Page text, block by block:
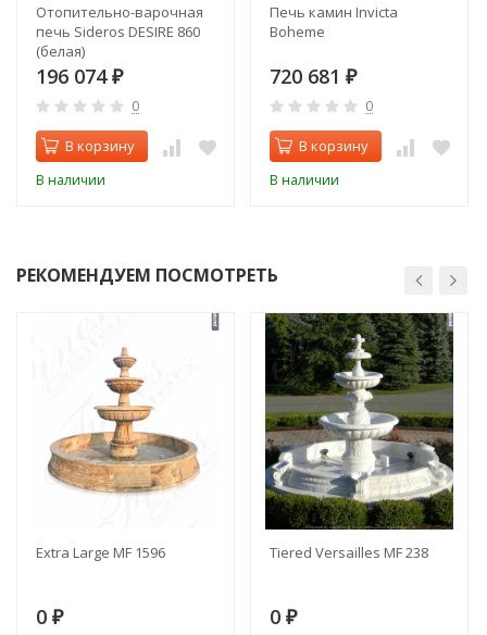
Отопительно-варочная
печь Sideros DESIRE 860
(белая)
196 074 ₽
0
В корзину
В наличии
Печь камин Invicta
Boheme
720 681 ₽
0
В корзину
В наличии
РЕКОМЕНДУЕМ ПОСМОТРЕТЬ
Extra Large MF 1596
0 ₽
Tiered Versailles MF 238
0 ₽